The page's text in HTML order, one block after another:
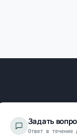
Задать
Ответ в течение